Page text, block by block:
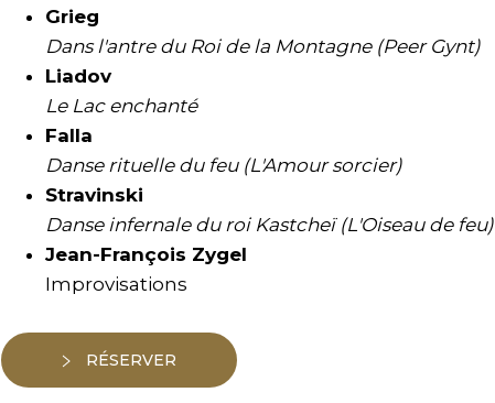
Grieg
Dans l'antre du Roi de la Montagne (Peer Gynt)
Liadov
Le Lac enchanté
Falla
Danse rituelle du feu (L'Amour sorcier)
Stravinski
Danse infernale du roi Kastcheï (L'Oiseau de feu)
Jean-François Zygel
Improvisations
RÉSERVER